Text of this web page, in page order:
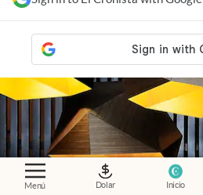
Menú Dolar Inicio
José Luis Ceteri